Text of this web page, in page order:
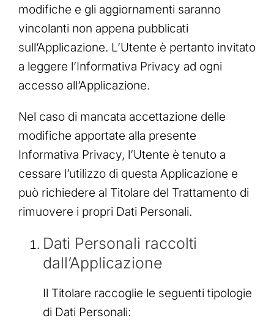
modifiche e gli aggiornamenti saranno
vincolanti non appena pubblicati
sull’Applicazione. L’Utente è pertanto invitato
a leggere l’Informativa Privacy ad ogni
accesso all’Applicazione.
Nel caso di mancata accettazione delle
modifiche apportate alla presente
Informativa Privacy, l’Utente è tenuto a
cessare l’utilizzo di questa Applicazione e
può richiedere al Titolare del Trattamento di
rimuovere i propri Dati Personali.
Dati Personali raccolti
dall’Applicazione
Il Titolare raccoglie le seguenti tipologie
di Dati Personali: